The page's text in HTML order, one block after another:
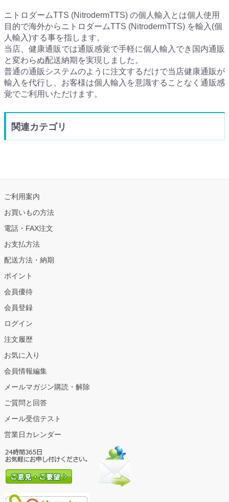
ニトロダームTTS (NitrodermTTS) の個人輸入とは個人使用
目的で海外からニトロダームTTS (NitrodermTTS) を輸入(個
人輸入)する事を指します。
当店、健康通販では通販感覚で手軽に個人輸入でき国内通販
と変わらぬ配送納期を実現しました。
普通の通販システムのように注文するだけで当店健康通販が
輸入を代行し、お客様は個人輸入を意識することなく通販感
覚でご利用いただけます。
関連カテゴリ
ご利用案内
お買いもの方法
電話・FAX注文
お支払方法
配送方法・納期
ポイント
会員優待
会員登録
ログイン
注文履歴
お気に入り
会員情報編集
メールマガジン購読・解除
ご質問と回答
メール受信テスト
営業日カレンダー